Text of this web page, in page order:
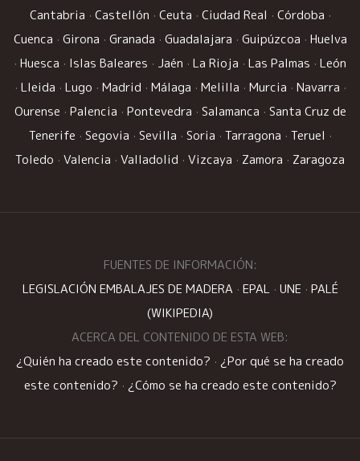
Cantabria · Castellón · Ceuta · Ciudad Real · Córdoba ·
Cuenca · Girona · Granada · Guadalajara · Guipúzcoa · Huelva
· Huesca · Islas Baleares · Jaén · La Rioja · Las Palmas · León
· Lleida · Lugo · Madrid · Málaga · Melilla · Murcia · Navarra ·
Ourense · Palencia · Pontevedra · Salamanca · Santa Cruz de
Tenerife · Segovia · Sevilla · Soria · Tarragona · Teruel ·
Toledo · Valencia · Valladolid · Vizcaya · Zamora · Zaragoza
FUENTES DE INFORMACIÓN:
LEGISLACIÓN EMBALAJES DE MADERA · EPAL· UNE · PALÉ
(WIKIPEDIA)
ACERCA DEL CONTENIDO DE ESTA WEB:
¿Quién ha creado este contenido? · ¿Por qué se ha creado
este contenido? · ¿Cómo se ha creado este contenido?